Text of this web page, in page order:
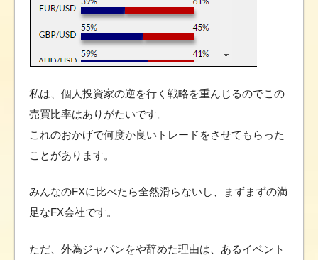
私は、個人投資家の逆を行く戦略を重んじるのでこの
売買比率はありがたいです。
これのおかげで何度か良いトレードをさせてもらった
ことがあります。
みんなのFXに比べたら全然滑らないし、まずまずの満
足なFX会社です。
ただ、外為ジャパンをや辞めた理由は、あるイベント